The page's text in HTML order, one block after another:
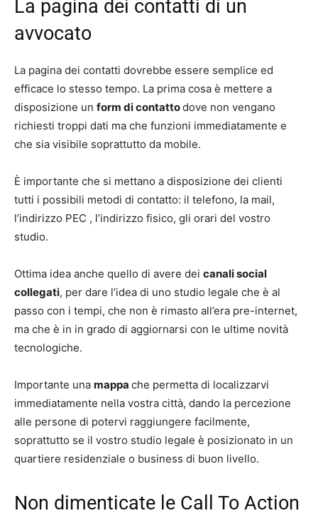
La pagina dei contatti di un
avvocato
La pagina dei contatti dovrebbe essere semplice ed
efficace lo stesso tempo. La prima cosa è mettere a
disposizione un form di contattodove non vengano
richiesti troppi dati ma che funzioni immediatamente e
che sia visibile soprattutto da mobile.
È importante che si mettano a disposizione dei clienti
tutti i possibili metodi di contatto: il telefono, la mail,
l’indirizzo PEC , l’indirizzo fisico, gli orari del vostro
studio.
Ottima idea anche quello di avere dei canali social
collegati, per dare l’idea di uno studio legale che è al
passo con i tempi, che non è rimasto all’era pre-internet,
ma che è in in grado di aggiornarsi con le ultime novità
tecnologiche.
Importante una mappa che permetta di localizzarvi
immediatamente nella vostra città, dando la percezione
alle persone di potervi raggiungere facilmente,
soprattutto se il vostro studio legale è posizionato in un
quartiere residenziale o business di buon livello.
Non dimenticate le Call To Action